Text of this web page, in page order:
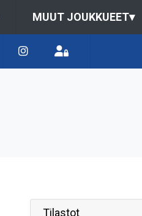
MUUT JOUKKUEET▾
Tilastot